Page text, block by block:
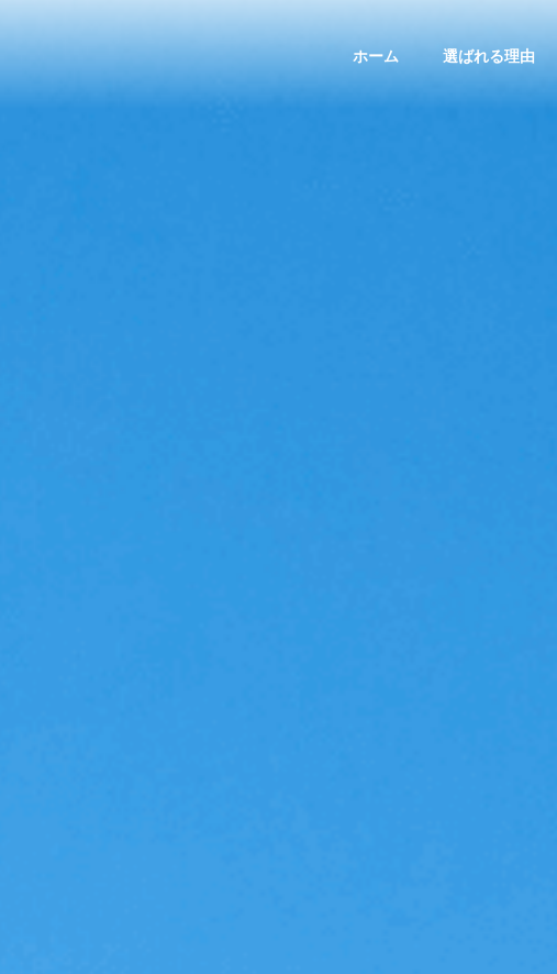
ホーム 選ばれる理由